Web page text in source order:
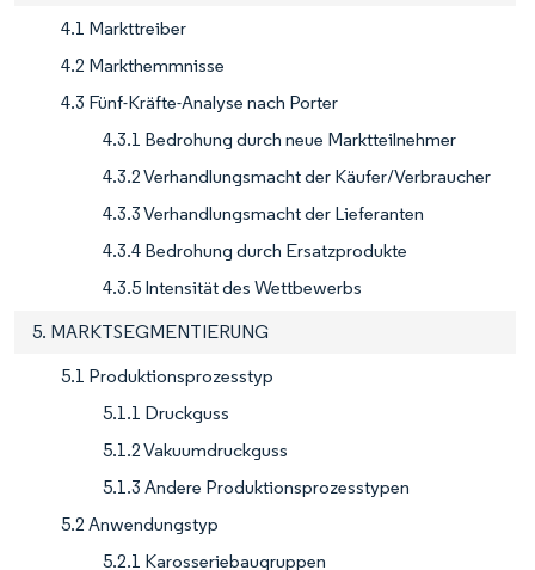
4.1 Markttreiber
4.2 Markthemmnisse
4.3 Fünf-Kräfte-Analyse nach Porter
4.3.1 Bedrohung durch neue Marktteilnehmer
4.3.2 Verhandlungsmacht der Käufer/Verbraucher
4.3.3 Verhandlungsmacht der Lieferanten
4.3.4 Bedrohung durch Ersatzprodukte
4.3.5 Intensität des Wettbewerbs
5. MARKTSEGMENTIERUNG
5.1 Produktionsprozesstyp
5.1.1 Druckguss
5.1.2 Vakuumdruckguss
5.1.3 Andere Produktionsprozesstypen
5.2 Anwendungstyp
5.2.1 Karosseriebaugruppen